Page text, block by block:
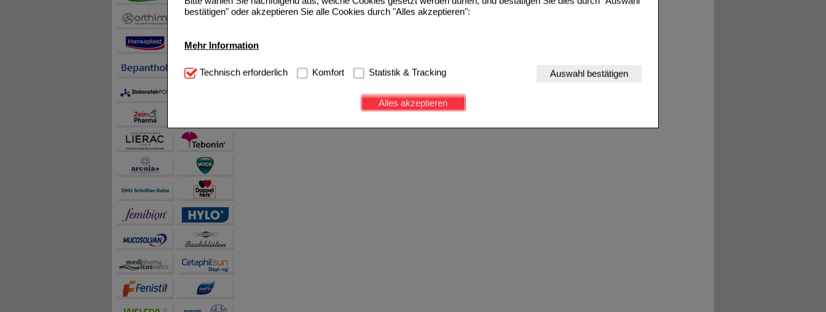
bestätigen" oder akzeptieren Sie alle Cookies durch "Alles akzeptieren":
Mehr Information
Technisch Notwendig: Hierbei handelt es sich um Cookies, die für die Grundfunktionen unserer Website
notwendig sind (z.B. Navigation, Warenkorb, Kundenkonto), weshalb auf diese nicht verzichtet werden kann.
Diese Cookies werden genutzt um das Einkaufserlebnis noch ansprechender zu gestalten,
beispielsweise für die Wiedererkennung des Besuchers oder unsere Seite an bevorzugte Verhaltensweisen (z.B.
Inhalte anzuzeigen und unser Partnerprogramm zu betreiben.
Statistik & Tracking:
sammeln, mit deren Hilfe wir unsere Website weiter für Sie optimieren können, den Inhalt auf unserer Website aber
auch die Werbung auf Drittseiten möglichst relevant für Sie zu gestalten. Bitte beachten Sie, dass Daten hierfür
teilweise an Dritte wie z.B. Google oder soziale Medien übertragen werden.
Technisch erforderlich Komfort Statistik & Tracking Auswahl bestätigen
Alles akzeptieren